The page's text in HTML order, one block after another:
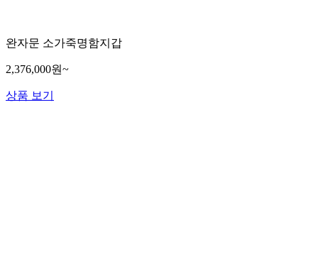
완자문 소가죽명함지갑
2,376,000원~
상품 보기